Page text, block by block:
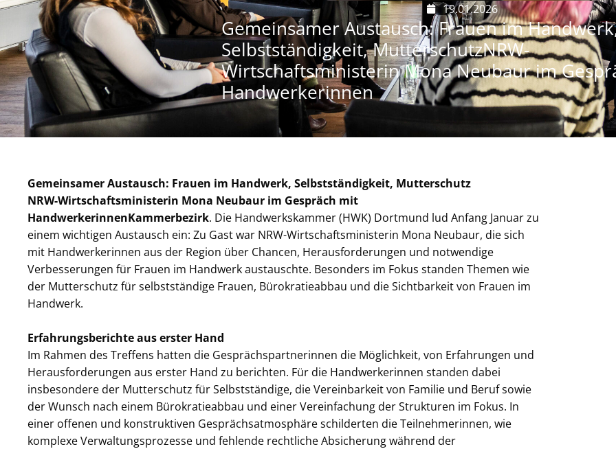
19.01.2026
Gemeinsamer Austausch: Frauen im
Selbstständigkeit, MutterschutzNRW-
Wirtschaftsministerin Mona Neubaur im
Handwerkerinnen
Gemeinsamer Austausch: Frauen im Handwerk, Selbstständigkeit, Mutterschutz
NRW-Wirtschaftsministerin Mona Neubaur im Gespräch mit
HandwerkerinnenKammerbezirk. Die Handwerkskammer (HWK) Dortmund lud Anfang Januar zu
einem wichtigen Austausch ein: Zu Gast war NRW-Wirtschaftsministerin Mona Neubaur, die sich
mit Handwerkerinnen aus der Region über Chancen, Herausforderungen und notwendige
Verbesserungen für Frauen im Handwerk austauschte. Besonders im Fokus standen Themen wie
der Mutterschutz für selbstständige Frauen, Bürokratieabbau und die Sichtbarkeit von Frauen im
Handwerk.
Erfahrungsberichte aus erster Hand
Im Rahmen des Treffens hatten die Gesprächspartnerinnen die Möglichkeit, von Erfahrungen und
Herausforderungen aus erster Hand zu berichten. Für die Handwerkerinnen standen dabei
insbesondere der Mutterschutz für Selbstständige, die Vereinbarkeit von Familie und Beruf sowie
der Wunsch nach einem Bürokratieabbau und einer Vereinfachung der Strukturen im Fokus. In
einer offenen und konstruktiven Gesprächsatmosphäre schilderten die Teilnehmerinnen, wie
komplexe Verwaltungsprozesse und fehlende rechtliche Absicherung während der